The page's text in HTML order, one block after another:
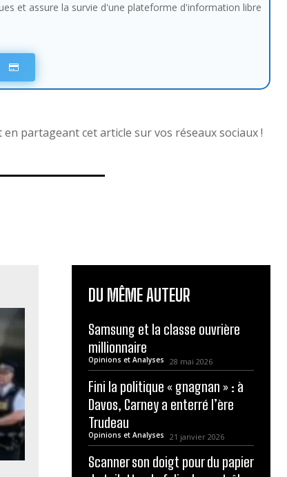
et assure la survie d'une plateforme d'information libre
partageant cet article sur vos réseaux sociaux !
DU MÊME AUTEUR
Samsung et la classe ouvrière
millionnaire
Opinions et Analyses 28 mai 2026
Fini la politique « gnagnan » : à
Davos, Carney a enterré l’ère
Trudeau
Opinions et Analyses 21 janvier 2026
Scanner son doigt pour du papier